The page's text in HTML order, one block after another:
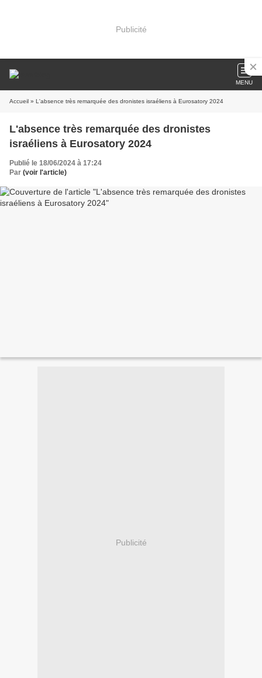
Publicité
MENU
Accueil » L'absence très remarquée des dronistes israéliens à Eurosatory 2024
L'absence très remarquée des dronistes
israéliens à Eurosatory 2024
Publié le 18/06/2024 à 17:24
Par (voir l'article)
Publicité